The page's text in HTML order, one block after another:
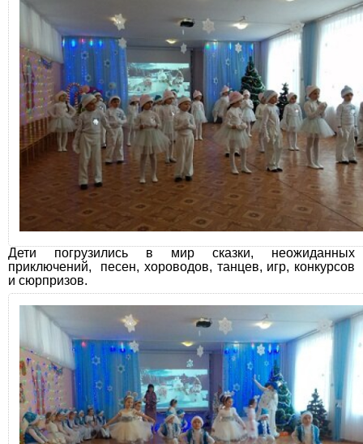
Дети погрузились в мир сказки, неожиданных
приключений, песен, хороводов, танцев, игр, конкурсов
и сюрпризов.